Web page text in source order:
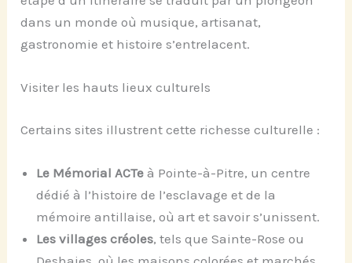
dans un monde où musique, artisanat,
gastronomie et histoire s’entrelacent.
Visiter les hauts lieux culturels
Certains sites illustrent cette richesse culturelle :
Le Mémorial ACTe à Pointe-à-Pitre, un centre
dédié à l’histoire de l’esclavage et de la
mémoire antillaise, où art et savoir s’unissent.
Les villages créoles, tels que Sainte-Rose ou